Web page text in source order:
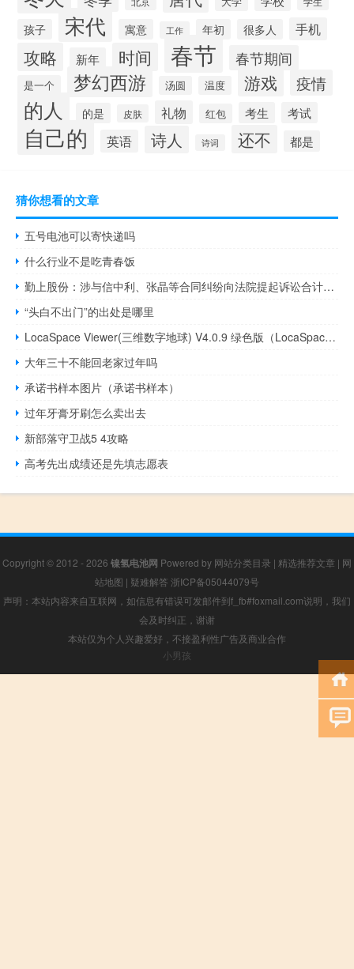
孩子 宋代 寓意 工作 年初 很多人 手机
攻略 新年 时间 春节 春节期间
是一个 梦幻西游 汤圆 温度 游戏 疫情
的人 的是 皮肤 礼物 红包 考生 考试
自己的 英语 诗人 诗词 还不 都是
猜你想看的文章
五号电池可以寄快递吗
什么行业不是吃青春饭
勤上股份：涉与信中利、张晶等合同纠纷向法院提起诉讼合计追偿超3831万元违约金
“头白不出门”的出处是哪里
LocaSpace Viewer(三维数字地球) V4.0.9 绿色版（LocaSpace Viewer(三维数字地球) V4.0.9 绿色版功能简介）
大年三十不能回老家过年吗
承诺书样本图片（承诺书样本）
过年牙膏牙刷怎么卖出去
新部落守卫战5 4攻略
高考先出成绩还是先填志愿表
Copyright © 2012 - 2026 镍氢电池网 Powered by 网站分类目录 | 精选推荐文章 | 网
站地图 | 疑难解答 浙ICP备05044079号
声明：本站内容来自互联网，如信息有错误可发邮件到f_fb#foxmail.com说明，我们
会及时纠正，谢谢
本站仅为个人兴趣爱好，不接盈利性广告及商业合作
小男孩